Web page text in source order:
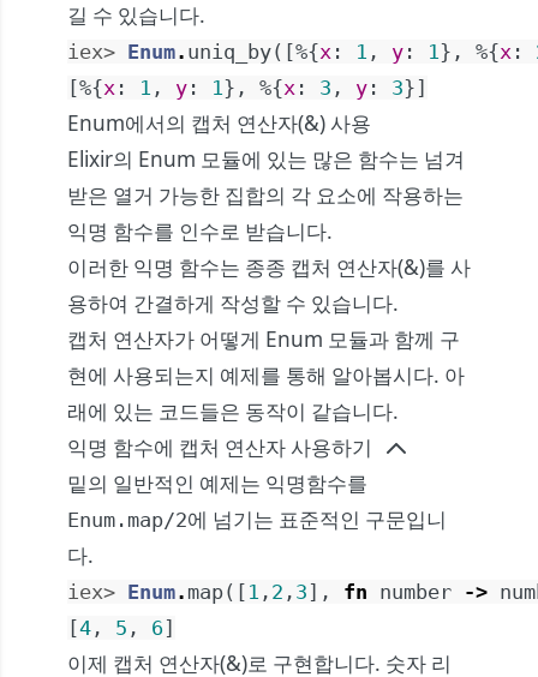
길 수 있습니다.
iex> Enum. uniq_by( [%{x : 1 , y : 1} , %{x :
[%{x : 1 , y : 1} , %{x : 3 , y : 3}]
Enum에서의 캡처 연산자(&) 사용
Elixir의 Enum 모듈에 있는 많은 함수는 넘겨
받은 열거 가능한 집합의 각 요소에 작용하는
익명 함수를 인수로 받습니다.
이러한 익명 함수는 종종 캡처 연산자(&)를 사
용하여 간결하게 작성할 수 있습니다.
캡처 연산자가 어떻게 Enum 모듈과 함께 구
현에 사용되는지 예제를 통해 알아봅시다. 아
래에 있는 코드들은 동작이 같습니다.
익명 함수에 캡처 연산자 사용하기
밑의 일반적인 예제는 익명함수를
Enum.map/2에 넘기는 표준적인 구문입니
다.
iex> Enum. map( [ 1 , 2 , 3] , fn number ->
[4 , 5 , 6]
이제 캡처 연산자(&)로 구현합니다. 숫자 리